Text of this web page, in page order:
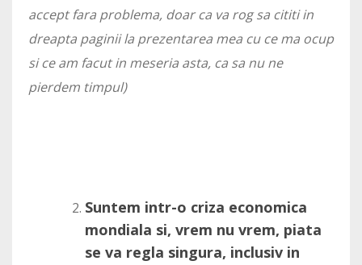
accept fara problema, doar ca va rog sa cititi in
dreapta paginii la prezentarea mea cu ce ma ocup
si ce am facut in meseria asta, ca sa nu ne
pierdem timpul)
Suntem intr-o criza economica
mondiala si, vrem nu vrem, piata
se va regla singura, inclusiv in